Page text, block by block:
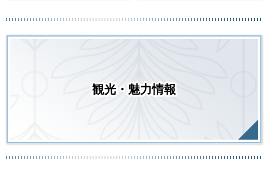
観光・魅力情報